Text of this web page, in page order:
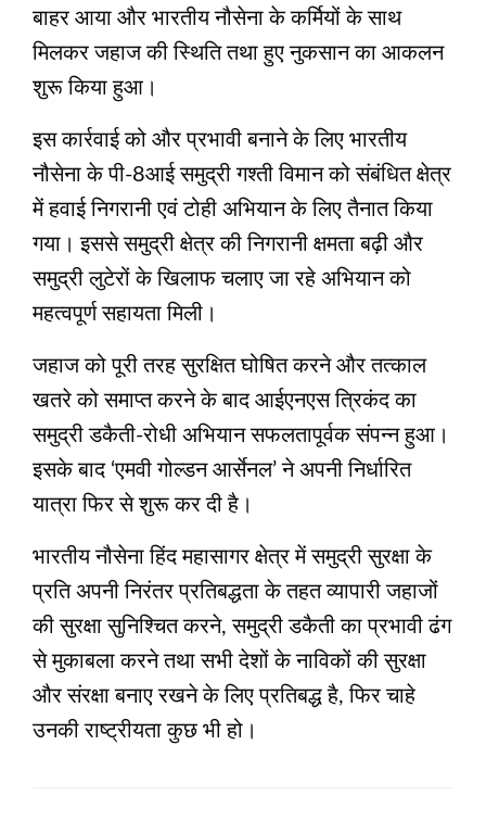
बाहर आया और भारतीय नौसेना के कर्मियों के साथ
मिलकर जहाज की स्थिति तथा हुए नुकसान का आकलन
शुरू किया हुआ।
इस कार्रवाई को और प्रभावी बनाने के लिए भारतीय
नौसेना के पी-8आई समुद्री गश्ती विमान को संबंधित क्षेत्र
में हवाई निगरानी एवं टोही अभियान के लिए तैनात किया
गया। इससे समुद्री क्षेत्र की निगरानी क्षमता बढ़ी और
समुद्री लुटेरों के खिलाफ चलाए जा रहे अभियान को
महत्वपूर्ण सहायता मिली।
जहाज को पूरी तरह सुरक्षित घोषित करने और तत्काल
खतरे को समाप्त करने के बाद आईएनएस त्रिकंद का
समुद्री डकैती-रोधी अभियान सफलतापूर्वक संपन्न हुआ।
इसके बाद ‘एमवी गोल्डन आर्सेनल’ ने अपनी निर्धारित
यात्रा फिर से शुरू कर दी है।
भारतीय नौसेना हिंद महासागर क्षेत्र में समुद्री सुरक्षा के
प्रति अपनी निरंतर प्रतिबद्धता के तहत व्यापारी जहाजों
की सुरक्षा सुनिश्चित करने, समुद्री डकैती का प्रभावी ढंग
से मुकाबला करने तथा सभी देशों के नाविकों की सुरक्षा
और संरक्षा बनाए रखने के लिए प्रतिबद्ध है, फिर चाहे
उनकी राष्ट्रीयता कुछ भी हो।